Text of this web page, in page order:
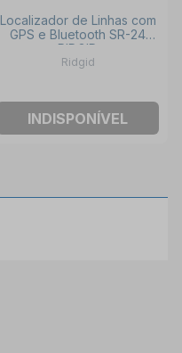
Localizador de Linhas com
GPS e Bluetooth SR-24
RIDGID
Ridgid
INDISPONÍVEL